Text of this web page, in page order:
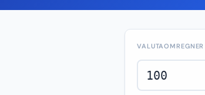
VALUTAOMREGNER